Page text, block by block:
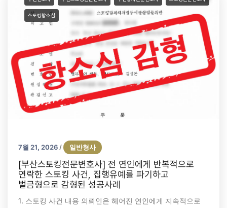
스토킹항소심
7월 21, 2026 / 일반형사
[부산스토킹전문변호사] 전 연인에게 반복적으로
연락한 스토킹 사건, 집행유예를 파기하고
벌금형으로 감형된 성공사례
1. 스토킹 사건 내용 의뢰인은 헤어진 연인에게 지속적으로